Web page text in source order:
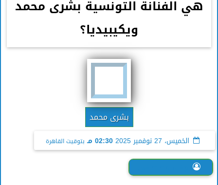
هي الفنانة التونسية بشرى محمد
ويكيبيديا؟
بشرى محمد
الخميس، 27 نوفمبر 2025 02:30 مـ بتوقيت القاهرة